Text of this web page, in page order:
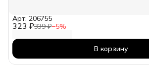
323 ₽339 ₽−5%
Арт: 206755
В корзину